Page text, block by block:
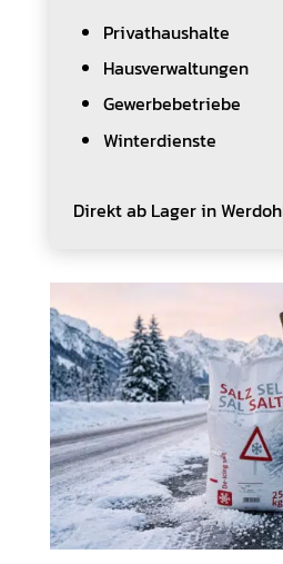
Privathaushalte
Hausverwaltungen
Gewerbebetriebe
Winterdienste
Direkt ab Lager in